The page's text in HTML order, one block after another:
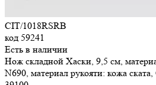
CIT/1018RSRB
код 59241
Есть в наличии
Нож складной Хаски, 9,5 см,
N690, материал рукояти: кожа